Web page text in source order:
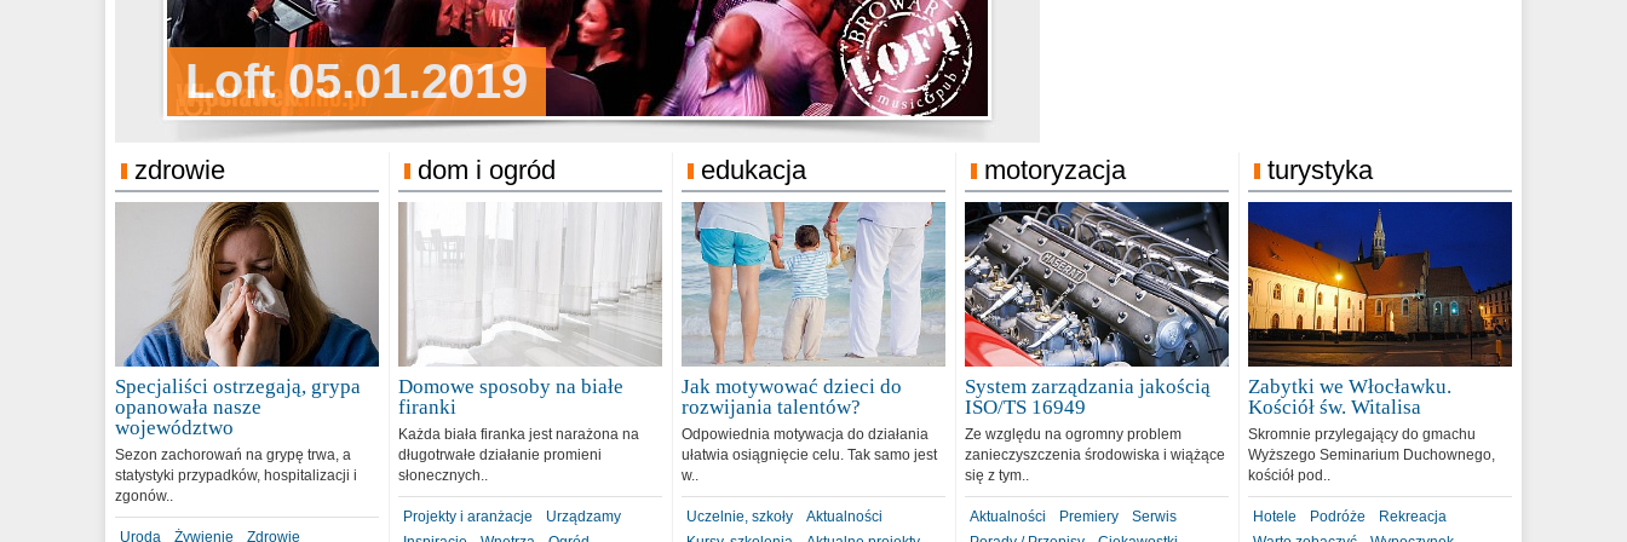
Loft 05.01.2019
Sylwester Podgrodzie 31.12.2018
Sylwester Pensjonat Michelin
31.12.2018
zdrowie
Specjaliści ostrzegają, grypa
opanowała nasze
województwo
Sezon zachorowań na grypę trwa, a
statystyki przypadków, hospitalizacji i
zgonów..
Uroda Żywienie Zdrowie
dom i ogród
Domowe sposoby na białe
firanki
Każda biała firanka jest narażona na
długotrwałe działanie promieni
słonecznych..
Projekty i aranżacje
Urządzamy
edukacja
Jak motywować dzieci do
rozwijania talentów?
Odpowiednia motywacja do działania
ułatwia osiągnięcie celu. Tak samo jest
w..
Uczelnie, szkoły
Aktualności
motoryzacja
System zarządzania jakością
ISO/TS 16949
Ze względu na ogromny problem
zanieczyszczenia środowiska i wiążące
się z tym..
Aktualności Premiery
Serwis
turystyka
Zabytki we Włocławku.
Kościół św. Witalisa
Skromnie przylegający do gmachu
Wyższego Seminarium Duchownego,
kościół pod..
Hotele Podróże
Rekreacja